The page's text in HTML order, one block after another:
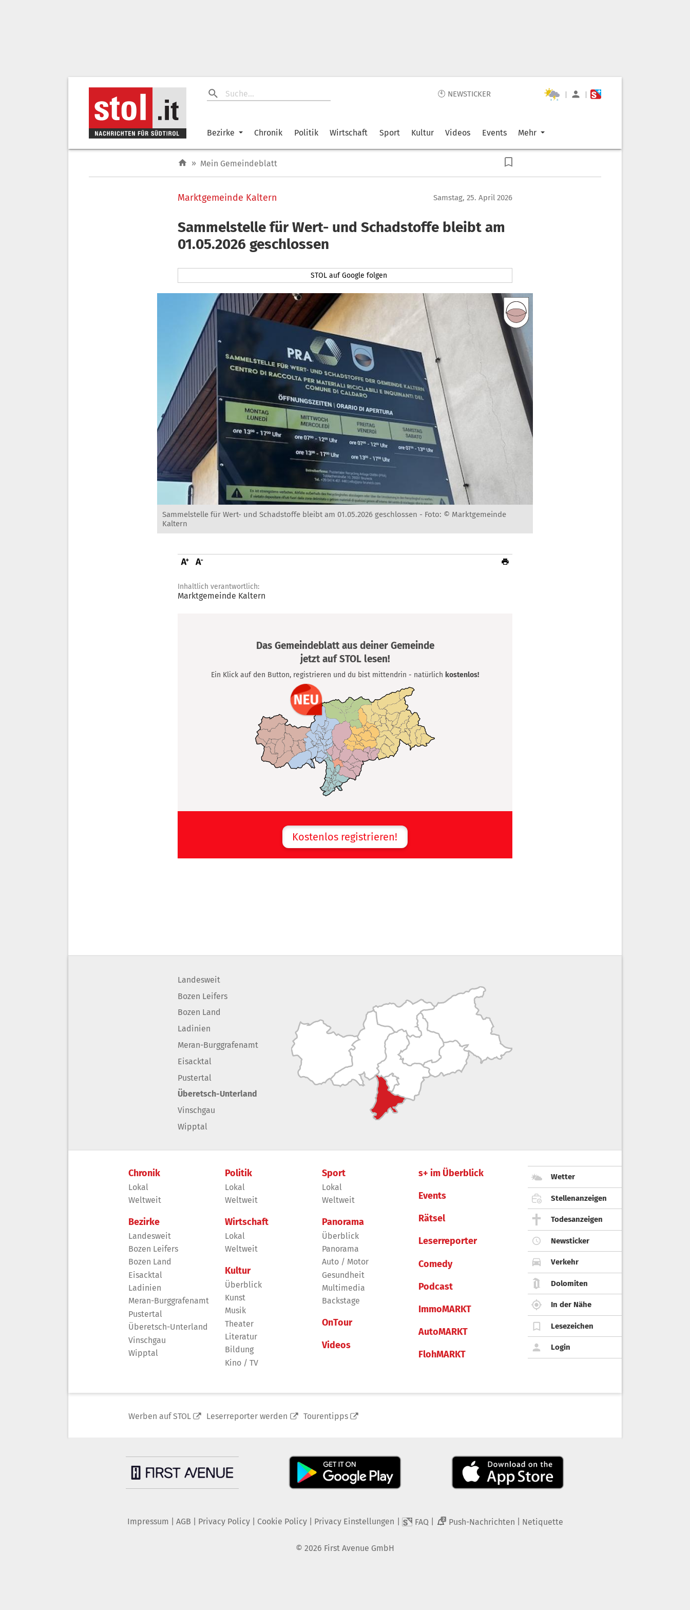
🕙 NEWSTICKER | |
Bezirke Chronik Politik Wirtschaft Sport Kultur Videos Events Mehr
» Mein Gemeindeblatt
Marktgemeinde Kaltern Samstag, 25. April 2026
Sammelstelle für Wert- und Schadstoffe bleibt am
01.05.2026 geschlossen
STOL auf Google folgen
Sammelstelle für Wert- und Schadstoffe bleibt am 01.05.2026 geschlossen - Foto: © Marktgemeinde
Kaltern
Inhaltlich verantwortlich:
Marktgemeinde Kaltern
Das Gemeindeblatt aus deiner Gemeinde
jetzt auf STOL lesen!
Ein Klick auf den Button, registrieren und du bist mittendrin - natürlich kostenlos!
Kostenlos registrieren!
Landesweit
Bozen Leifers
Bozen Land
Ladinien
Meran-Burggrafenamt
Eisacktal
Pustertal
Überetsch-Unterland
Vinschgau
Wipptal
Chronik
Lokal
Weltweit
Bezirke
Landesweit
Bozen Leifers
Bozen Land
Eisacktal
Ladinien
Meran-Burggrafenamt
Pustertal
Überetsch-Unterland
Vinschgau
Wipptal
Politik
Lokal
Weltweit
Wirtschaft
Lokal
Weltweit
Kultur
Überblick
Kunst
Musik
Theater
Literatur
Bildung
Kino / TV
Sport
Lokal
Weltweit
Panorama
Überblick
Panorama
Auto / Motor
Gesundheit
Multimedia
Backstage
OnTour
Videos
s+ im Überblick
Events
Rätsel
Leserreporter
Comedy
Podcast
ImmoMARKT
AutoMARKT
FlohMARKT
Wetter
Stellenanzeigen
Todesanzeigen
Newsticker
Verkehr
Dolomiten
In der Nähe
Lesezeichen
Login
Werben auf STOL Leserreporter werden Tourentipps
Impressum AGB Privacy Policy| Cookie Policy| Privacy Einstellungen FAQ 2 Push-Nachrichten Netiquette
© 2026 First Avenue GmbH